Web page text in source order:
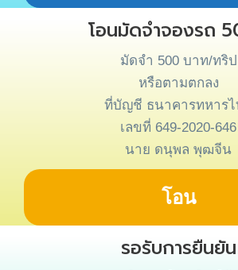
โอนมัดจำจองรถ
มัดจำ 500 บาท/ทริป
หรือตามตกลง
ที่บัญชี ธนาคารทหารไ
เลขที่ 649-2020-646
นาย ดนุพล พุฒจีน
โอน
รอรับการยืนยัน